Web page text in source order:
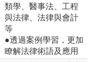
類學、醫事法、工程
與法律、法律與會計
等
●透過案例學習，更加
瞭解法律術語及應用